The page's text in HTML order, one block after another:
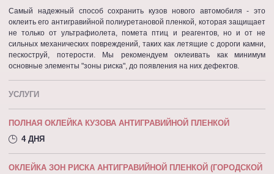
Самый надежный способ сохранить кузов нового автомобиля - это
оклеить его антигравийной полиуретановой пленкой, которая защищает
не только от ультрафиолета, помета птиц и реагентов, но и от не
сильных механических повреждений, таких как летящие с дороги камни,
пескоструй, потерости. Мы рекомендуем оклеивать как минимум
основные элементы "зоны риска", до появления на них дефектов.
УСЛУГИ
ПОЛНАЯ ОКЛЕЙКА КУЗОВА АНТИГРАВИЙНОЙ ПЛЕНКОЙ
4 ДНЯ
ОКЛЕЙКА ЗОН РИСКА АНТИГРАВИЙНОЙ ПЛЕНКОЙ (ГОРОДСКОЙ